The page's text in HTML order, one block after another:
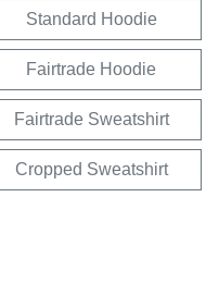
Standard Hoodie
Fairtrade Hoodie
Fairtrade Sweatshirt
Cropped Sweatshirt